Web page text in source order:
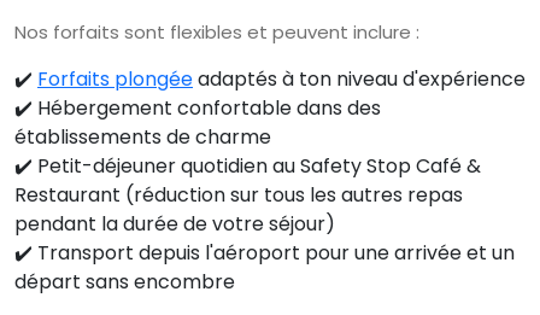
Nos forfaits sont flexibles et peuvent inclure :
✔️ Forfaits plongéeadaptés à ton niveau d'expérience
✔️ Hébergement confortable dans des
établissements de charme
✔️ Petit-déjeuner quotidien au Safety Stop Café &
Restaurant (réduction sur tous les autres repas
pendant la durée de votre séjour)
✔️ Transport depuis l'aéroport pour une arrivée et un
départ sans encombre